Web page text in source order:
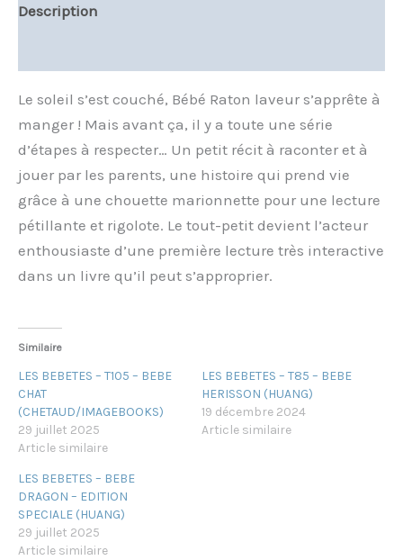
Description
Le soleil s’est couché, Bébé Raton laveur s’apprête à
manger ! Mais avant ça, il y a toute une série
d’étapes à respecter… Un petit récit à raconter et à
jouer par les parents, une histoire qui prend vie
grâce à une chouette marionnette pour une lecture
pétillante et rigolote. Le tout-petit devient l’acteur
enthousiaste d’une première lecture très interactive
dans un livre qu’il peut s’approprier.
Similaire
LES BEBETES – T105 – BEBE
CHAT
(CHETAUD/IMAGEBOOKS)
29 juillet 2025
Article similaire
LES BEBETES – T85 – BEBE
HERISSON (HUANG)
19 décembre 2024
Article similaire
LES BEBETES – BEBE
DRAGON – EDITION
SPECIALE (HUANG)
29 juillet 2025
Article similaire